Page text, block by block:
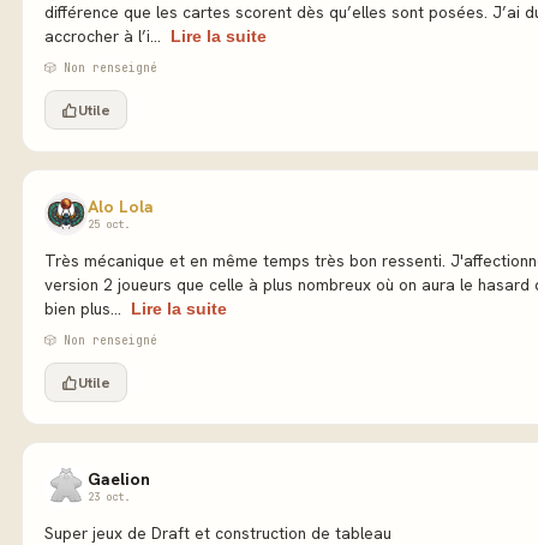
différence que les cartes scorent dès qu’elles sont posées. J’ai
accrocher à l’i...
Lire la suite
🎲 Non renseigné
Utile
Alo Lola
25 oct.
Très mécanique et en même temps très bon ressenti.
version 2 joueurs que celle à plus nombreux où on aura le hasard
bien plus...
Lire la suite
🎲 Non renseigné
Utile
Gaelion
23 oct.
Super jeux de Draft et construction de tableau